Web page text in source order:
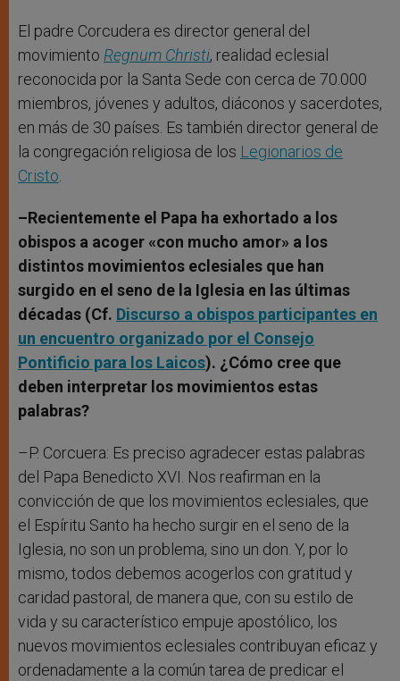
El padre Corcudera es director general del
movimiento Regnum Christi, realidad eclesial
reconocida por la Santa Sede con cerca de 70.000
miembros, jóvenes y adultos, diáconos y sacerdotes,
en más de 30 países. Es también director general de
la congregación religiosa de los Legionarios de
Cristo.
–Recientemente el Papa ha exhortado a los
obispos a acoger «con mucho amor» a los
distintos movimientos eclesiales que han
surgido en el seno de la Iglesia en las últimas
décadas (Cf. Discurso a obispos participantes en
un encuentro organizado por el Consejo
Pontificio para los Laicos). ¿Cómo cree que
deben interpretar los movimientos estas
palabras?
–P. Corcuera: Es preciso agradecer estas palabras
del Papa Benedicto XVI. Nos reafirman en la
convicción de que los movimientos eclesiales, que
el Espíritu Santo ha hecho surgir en el seno de la
Iglesia, no son un problema, sino un don. Y, por lo
mismo, todos debemos acogerlos con gratitud y
caridad pastoral, de manera que, con su estilo de
vida y su característico empuje apostólico, los
nuevos movimientos eclesiales contribuyan eficaz y
ordenadamente a la común tarea de predicar el